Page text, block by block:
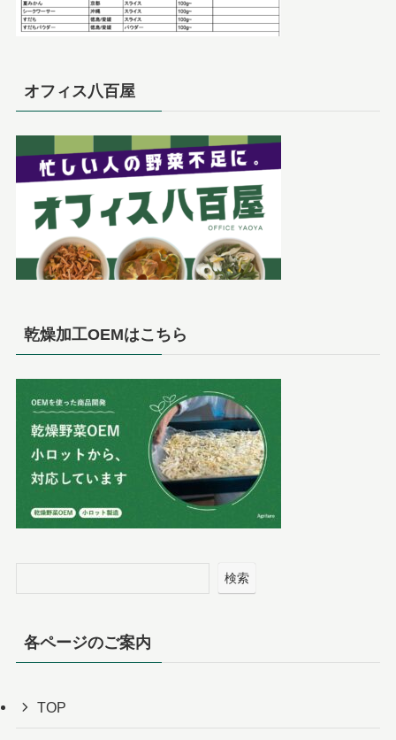
オフィス八百屋
乾燥加工OEMはこちら
検索
各ページのご案内
TOP